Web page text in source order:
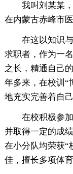
我叫刘某某
在内蒙古赤峰市
在这以知识
求职者，作为一
之长，精通自己
年多来，在校训“
地充实完善着自己
在校积极参
并取得一定的成
在小分队均荣获“
佳，擅长多项体育